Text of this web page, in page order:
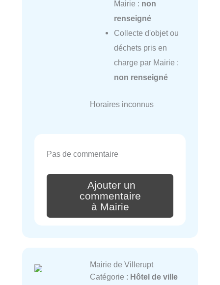
Mairie : non
renseigné
Collecte d'objet ou
déchets pris en
charge par Mairie :
non renseigné
Horaires inconnus
Pas de commentaire
Ajouter un
commentaire
à Mairie
Mairie de Villerupt
Catégorie : Hôtel de ville